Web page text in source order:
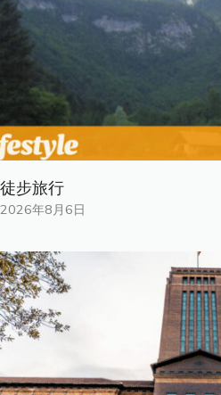
徒步旅行
2026年8月6日